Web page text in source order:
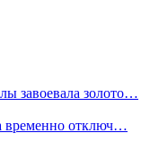
завоевала золото…
временно отключ…